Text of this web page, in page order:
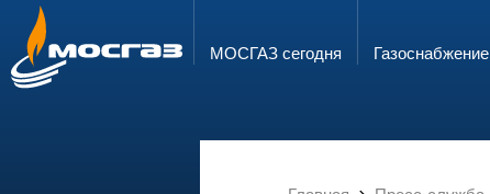
ГОРЯЧАЯ ЛИНИЯ
8 800 700 71 04 info@mos-gaz.ru
МОСГАЗ сегодня Газо­снабжение